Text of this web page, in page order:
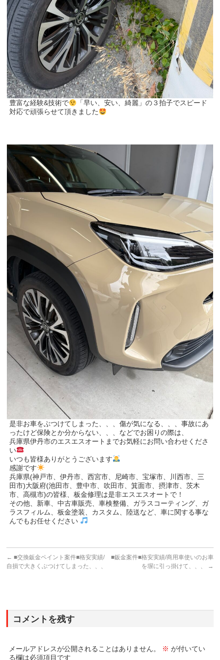
豊富な経験&技術で
「早い、安い、綺麗」の３拍子でスピード
対応で頑張らせて頂きました
是非お車をぶつけてしまった、、、傷が気になる、、、事故にあ
ったけど保険とか分からない、、、などでお困りの際は、
兵庫県伊丹市のエスエスオートまでお気軽にお問い合わせくださ
い
いつも皆様ありがとうございます
感謝です
兵庫県(神戸市、伊丹市、西宮市、尼崎市、宝塚市、川西市、三
田市)大阪府(池田市、豊中市、吹田市、箕面市、摂津市、茨木
市、高槻市)の皆様、板金修理は是非エスエスオートで！
その他、新車、中古車販売、車検整備、ガラスコーティング、ガ
ラスフィルム、板金塗装、カスタム、陸送など、車に関する事な
んでもお任せください
← ■交換鈑金ペイント案件■格安実績/
自損で大きくぶつけてしまった、、、
■鈑金案件■格安実績/商用車使いのお車
を塀に引っ掛けて、、、
→
コメントを残す
メールアドレスが公開されることはありません。 ※ が付いてい
る欄は必須項目です